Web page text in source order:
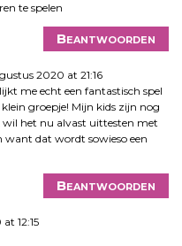
te spelen
Beantwoorden
2020 at 21:16
me echt een fantastisch spel
groepje! Mijn kids zijn nog
wil het nu alvast uittesten met
want dat wordt sowieso een
Beantwoorden
12:15